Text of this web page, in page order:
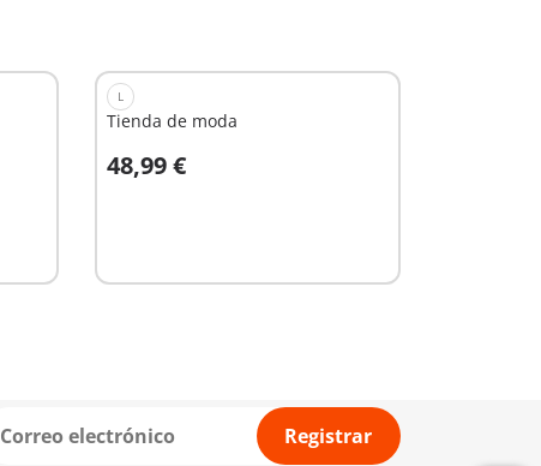
L
Tienda de moda
48,99 €
A la cesta
Registrar